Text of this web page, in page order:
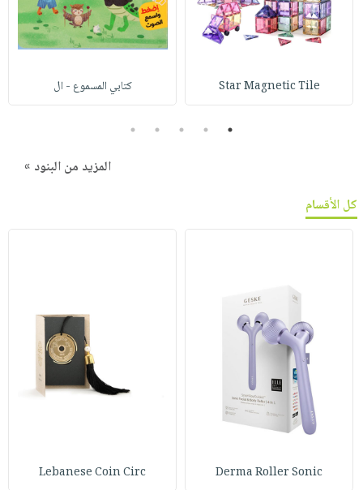
Star Magnetic Tile كتابي المسموع - ال
1
2
3
4
5
المزيد من البنود »
كل الأقسام
Derma Roller Sonic
Lebanese Coin Circ